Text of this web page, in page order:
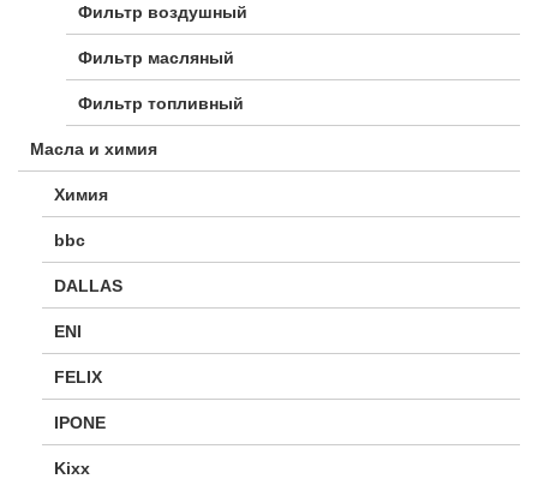
Фильтр воздушный
Фильтр масляный
Фильтр топливный
Масла и химия
Химия
bbc
DALLAS
ENI
FELIX
IPONE
Kixx